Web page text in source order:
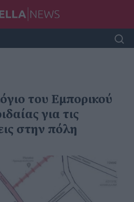
του Εμπορικού
για τις
στην πόλη